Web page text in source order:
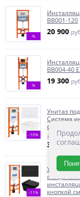
%
BB001-120
20 900
%
BB004-40
19 300
-10%
Унитаз
Система
смыва
38 790 руб.
34 911
-11%
Унитаз
с
кнопкой